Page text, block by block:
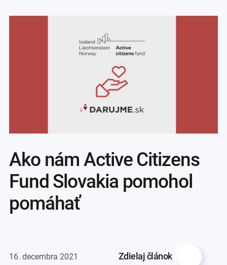
16. decembra 2021 Zdielaj článok
Ako nám Active Citizens
Fund Slovakia pomohol
pomáhať